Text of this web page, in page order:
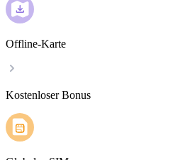
Offline-Karte
Kostenloser Bonus